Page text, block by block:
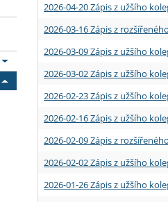
2026-04-20 Zápis z užšího
2026-03-16 Zápis z
2026-03-09 Zápis z užšího
2026-03-02 Zápis z užšího
2026-02-23 Zápis z užšího
2026-02-16 Zápis z užšího
2026-02-09 Zápis z
2026-02-02 Zápis z užšího
2026-01-26 Zápis z užšího